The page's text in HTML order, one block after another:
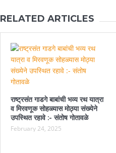
RELATED ARTICLES
राष्ट्रसंत गाडगे बाबांची भव्य रथ यात्रा
व मिरवणूक सोहळ्यास मोठ्या संख्येने
उपस्थित रहावे :- संतोष गोतावळे
February 24, 2025